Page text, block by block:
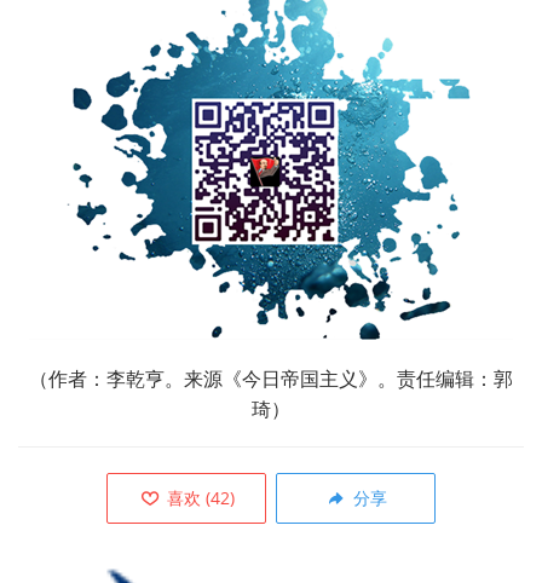
（作者：李乾亨。来源 《今日帝国主义》。责任编辑：郭
琦）
喜欢 (42) 分享